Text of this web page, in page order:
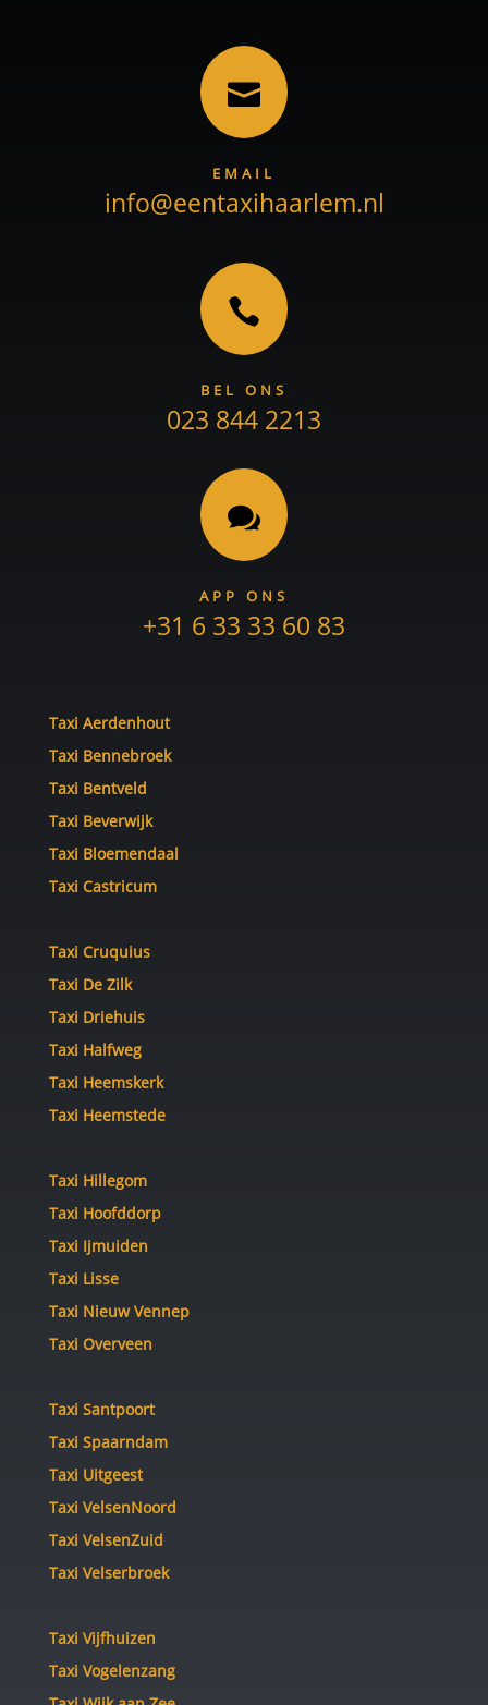

EMAIL
info@eentaxihaarlem.nl

BEL ONS
023 844 2213

APP ONS
+31 6 33 33 60 83
Taxi Aerdenhout
Taxi Bennebroek
Taxi Bentveld
Taxi Beverwijk
Taxi Bloemendaal
Taxi Castricum
Taxi Cruquius
Taxi De Zilk
Taxi Driehuis
Taxi Halfweg
Taxi Heemskerk
Taxi Heemstede
Taxi Hillegom
Taxi Hoofddorp
Taxi Ijmuiden
Taxi Lisse
Taxi Nieuw Vennep
Taxi Overveen
Taxi Santpoort
Taxi Spaarndam
Taxi Uitgeest
Taxi VelsenNoord
Taxi VelsenZuid
Taxi Velserbroek
Taxi Vijfhuizen
Taxi Vogelenzang